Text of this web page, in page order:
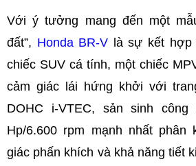
Với ý tưởng mang đến một
đất”, Honda BR-V là sự kết hợp
chiếc SUV cá tính, một chiếc
cảm giác lái hứng khởi với
DOHC i-VTEC, sản sinh
Hp/6.600 rpm mạnh nhất phân
giác phấn khích và khả năng tiết